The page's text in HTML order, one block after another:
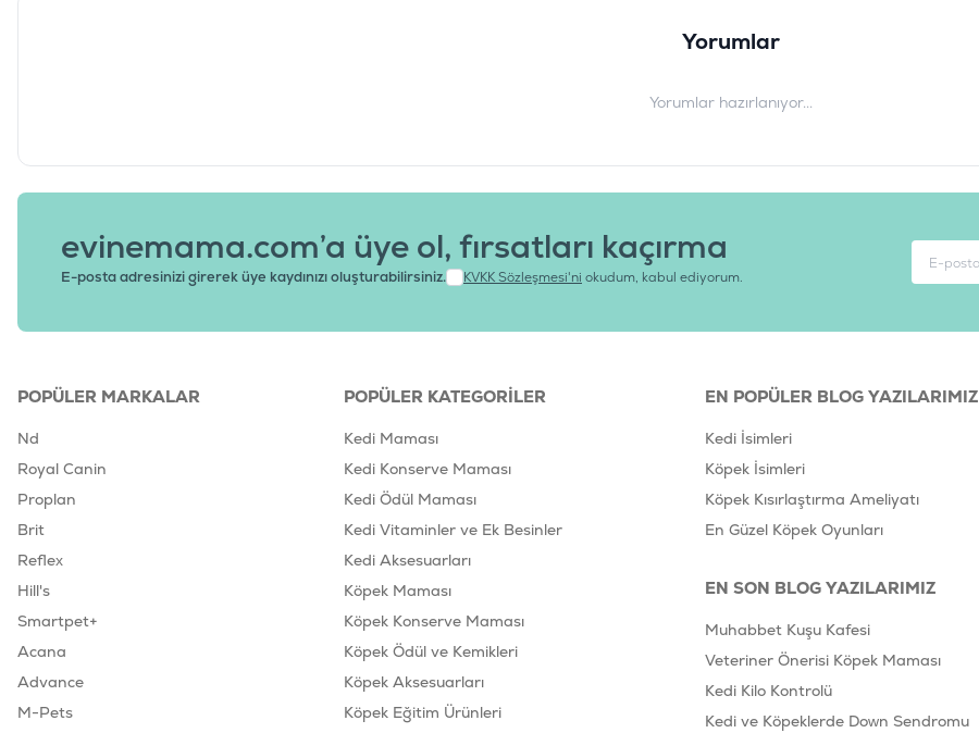
Yorumlar
Yorumlar hazırlanıyor...
evinemama.com’a üye ol, fırsatları kaçırma
E-posta adresinizi girerek üye kaydınızı oluşturabilirsiniz. KVKK Sözleşmesi'ni okudum, kabul ediyorum.
POPÜLER MARKALAR
Nd
Royal Canin
Proplan
Brit
Reflex
Hill's
Smartpet+
Acana
Advance
M-Pets
POPÜLER KATEGORILER
Kedi Maması
Kedi Konserve Maması
Kedi Ödül Maması
Kedi Vitaminler ve Ek Besinler
Kedi Aksesuarları
Köpek Maması
Köpek Konserve Maması
Köpek Ödül ve Kemikleri
Köpek Aksesuarları
Köpek Eğitim Ürünleri
EN POPÜLER BLOG YAZILARIMIZ
Kedi İsimleri
Köpek İsimleri
Köpek Kısırlaştırma Ameliyatı
En Güzel Köpek Oyunları
EN SON BLOG YAZILARIMIZ
Muhabbet Kuşu Kafesi
Veteriner Önerisi Köpek Maması
Kedi Kilo Kontrolü
Kedi ve Köpeklerde Down Sendromu